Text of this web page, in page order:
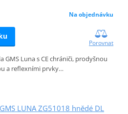
Na objednávku
Porovnat
Luna s CE chrániči, prodyšnou
a reflexními prvky…
LUNA ZG51018 hnědé DL